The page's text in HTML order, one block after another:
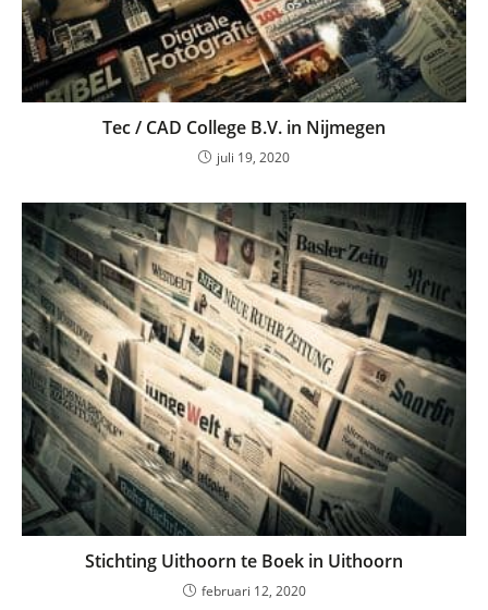
Tec / CAD College B.V. in Nijmegen
juli 19, 2020
Stichting Uithoorn te Boek in Uithoorn
februari 12, 2020